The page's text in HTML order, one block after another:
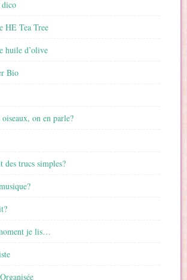
dico
HE Tea Tree
huile d’olive
Bio
on en parle?
des trucs simples?
je lis…